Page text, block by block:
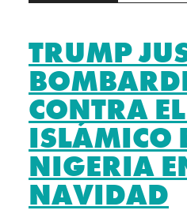
TRUMP
CONTRA
ISLÁMICO
NIGERIA
NAVIDAD